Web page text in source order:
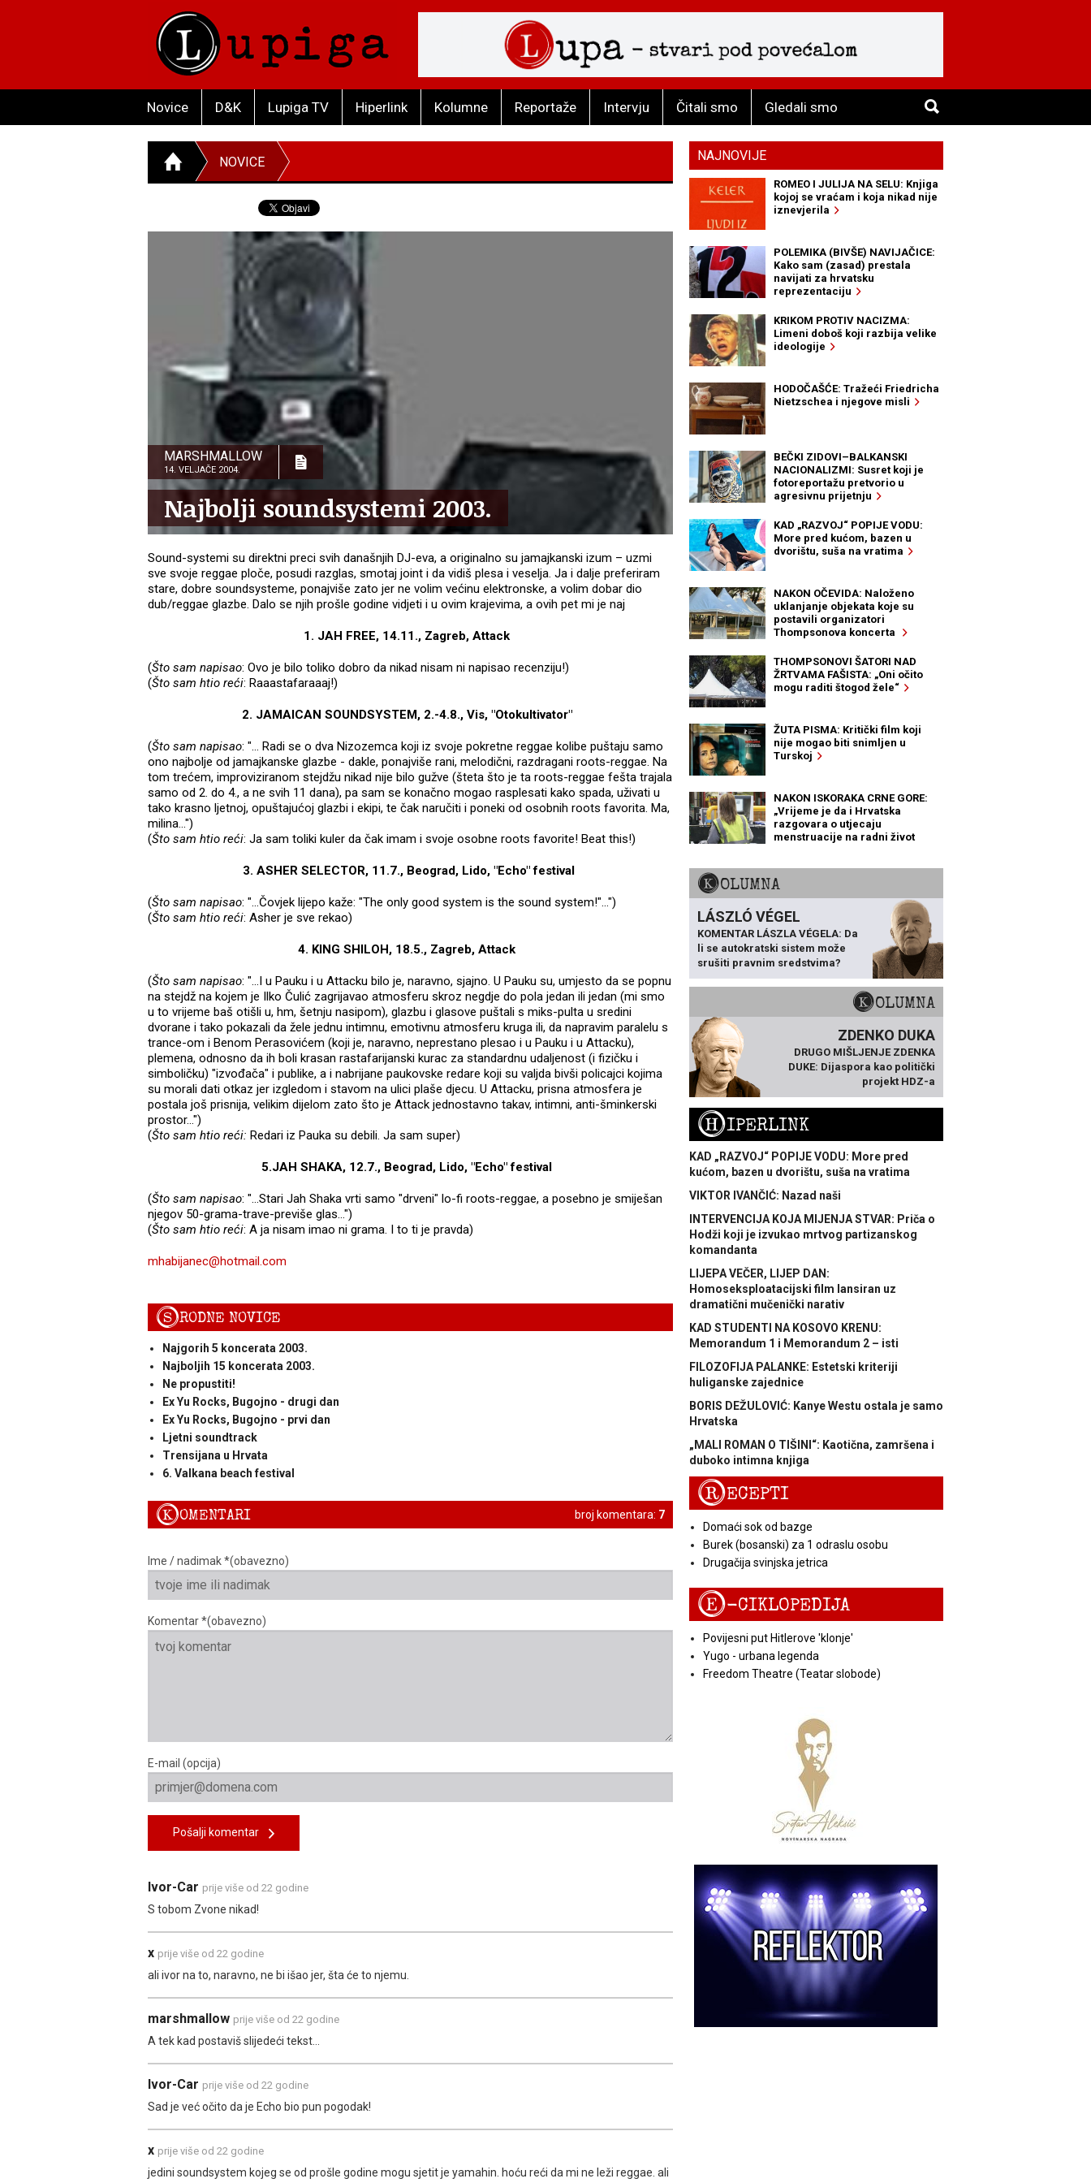
Novice D&K Lupiga TV Hiperlink Kolumne Reportaže Intervju Čitali smo Gledali smo
NOVICE
MARSHMALLOW
14. VELJAČE 2004.
Najbolji soundsystemi 2003.
Sound-systemi su direktni preci svih današnjih DJ-eva, a originalno su jamajkanski izum – uzmi
sve svoje reggae ploče, posudi razglas, smotaj joint i da vidiš plesa i veselja. Ja i dalje preferiram
stare, dobre soundsysteme, ponajviše zato jer ne volim većinu elektronske, a volim dobar dio
dub/reggae glazbe. Dalo se njih prošle godine vidjeti i u ovim krajevima, a ovih pet mi je naj
1. JAH FREE, 14.11., Zagreb, Attack
(Što sam napisao: Ovo je bilo toliko dobro da nikad nisam ni napisao recenziju!)
(Što sam htio reći: Raaastafaraaaj!)
2. JAMAICAN SOUNDSYSTEM, 2.-4.8., Vis, "Otokultivator"
(Što sam napisao: "... Radi se o dva Nizozemca koji iz svoje pokretne reggae kolibe puštaju samo
ono najbolje od jamajkanske glazbe - dakle, ponajviše rani, melodični, razdragani roots-reggae. Na
tom trećem, improviziranom stejdžu nikad nije bilo gužve (šteta što je ta roots-reggae fešta trajala
samo od 2. do 4., a ne svih 11 dana), pa sam se konačno mogao rasplesati kako spada, uživati u
tako krasno ljetnoj, opuštajućoj glazbi i ekipi, te čak naručiti i poneki od osobnih roots favorita. Ma,
milina...")
(Što sam htio reći: Ja sam toliki kuler da čak imam i svoje osobne roots favorite! Beat this!)
3. ASHER SELECTOR, 11.7., Beograd, Lido, "Echo" festival
(Što sam napisao: "...Čovjek lijepo kaže: "The only good system is the sound system!"...")
(Što sam htio reći: Asher je sve rekao)
4. KING SHILOH, 18.5., Zagreb, Attack
(Što sam napisao: "...I u Pauku i u Attacku bilo je, naravno, sjajno. U Pauku su, umjesto da se popnu
na stejdž na kojem je Ilko Čulić zagrijavao atmosferu skroz negdje do pola jedan ili jedan (mi smo
u to vrijeme baš otišli u, hm, šetnju nasipom), glazbu i glasove puštali s miks-pulta u sredini
dvorane i tako pokazali da žele jednu intimnu, emotivnu atmosferu kruga ili, da napravim paralelu s
trance-om i Benom Perasovićem (koji je, naravno, neprestano plesao i u Pauku i u Attacku),
plemena, odnosno da ih boli krasan rastafarijanski kurac za standardnu udaljenost (i fizičku i
simboličku) "izvođača" i publike, a i nabrijane paukovske redare koji su valjda bivši policajci kojima
su morali dati otkaz jer izgledom i stavom na ulici plaše djecu. U Attacku, prisna atmosfera je
postala još prisnija, velikim dijelom zato što je Attack jednostavno takav, intimni, anti-šminkerski
prostor...")
(Što sam htio reći: Redari iz Pauka su debili. Ja sam super)
5.JAH SHAKA, 12.7., Beograd, Lido, "Echo" festival
(Što sam napisao: "...Stari Jah Shaka vrti samo "drveni" lo-fi roots-reggae, a posebno je smiješan
njegov 50-grama-trave-previše glas...")
(Što sam htio reći: A ja nisam imao ni grama. I to ti je pravda)
mhabijanec@hotmail.com
SRODNE NOVICE
Najgorih 5 koncerata 2003.
Najboljih 15 koncerata 2003.
Ne propustiti!
Ex Yu Rocks, Bugojno - drugi dan
Ex Yu Rocks, Bugojno - prvi dan
Ljetni soundtrack
Trensijana u Hrvata
6. Valkana beach festival
broj komentara: 7
KOMENTARI
Ime / nadimak *(obavezno)
Komentar *(obavezno)
E-mail (opcija)
Pošalji komentar
Ivor-Car prije više od 22 godine
S tobom Zvone nikad!
x prije više od 22 godine
ali ivor na to, naravno, ne bi išao jer, šta će to njemu.
marshmallow prije više od 22 godine
A tek kad postaviš slijedeći tekst...
Ivor-Car prije više od 22 godine
Sad je već očito da je Echo bio pun pogodak!
x prije više od 22 godine
jedini soundsystem kojeg se od prošle godine mogu sjetit je yamahin. hoću reći da mi ne leži reggae. ali
NAJNOVIJE
ROMEO I JULIJA NA SELU: Knjiga
kojoj se vraćam i koja nikad nije
iznevjerila
POLEMIKA (BIVŠE) NAVIJAČICE:
Kako sam (zasad) prestala
navijati za hrvatsku
reprezentaciju
KRIKOM PROTIV NACIZMA:
Limeni doboš koji razbija velike
ideologije
HODOČAŠĆE: Tražeći Friedricha
Nietzschea i njegove misli
BEČKI ZIDOVI–BALKANSKI
NACIONALIZMI: Susret koji je
fotoreportažu pretvorio u
agresivnu prijetnju
KAD „RAZVOJ“ POPIJE VODU:
More pred kućom, bazen u
dvorištu, suša na vratima
NAKON OČEVIDA: Naloženo
uklanjanje objekata koje su
postavili organizatori
Thompsonova koncerta
THOMPSONOVI ŠATORI NAD
ŽRTVAMA FAŠISTA: „Oni očito
mogu raditi štogod žele“
ŽUTA PISMA: Kritički film koji
nije mogao biti snimljen u
Turskoj
NAKON ISKORAKA CRNE GORE:
„Vrijeme je da i Hrvatska
razgovara o utjecaju
menstruacije na radni život
KOLUMNA
LÁSZLÓ VÉGEL
KOMENTAR LÁSZLA VÉGELA: Da
li se autokratski sistem može
srušiti pravnim sredstvima?
KOLUMNA
ZDENKO DUKA
DRUGO MIŠLJENJE ZDENKA
DUKE: Dijaspora kao politički
projekt HDZ-a
HIPERLINK
KAD „RAZVOJ“ POPIJE VODU: More pred
kućom, bazen u dvorištu, suša na vratima
VIKTOR IVANČIĆ: Nazad naši
INTERVENCIJA KOJA MIJENJA STVAR: Priča o
Hodži koji je izvukao mrtvog partizanskog
komandanta
LIJEPA VEČER, LIJEP DAN:
Homoseksploatacijski film lansiran uz
dramatični mučenički narativ
KAD STUDENTI NA KOSOVO KRENU:
Memorandum 1 i Memorandum 2 – isti
FILOZOFIJA PALANKE: Estetski kriteriji
huliganske zajednice
BORIS DEŽULOVIĆ: Kanye Westu ostala je samo
Hrvatska
„MALI ROMAN O TIŠINI“: Kaotična, zamršena i
duboko intimna knjiga
RECEPTI
Domaći sok od bazge
Burek (bosanski) za 1 odraslu osobu
Drugačija svinjska jetrica
E-CIKLOPEDIJA
Povijesni put Hitlerove 'klonje'
Yugo - urbana legenda
Freedom Theatre (Teatar slobode)